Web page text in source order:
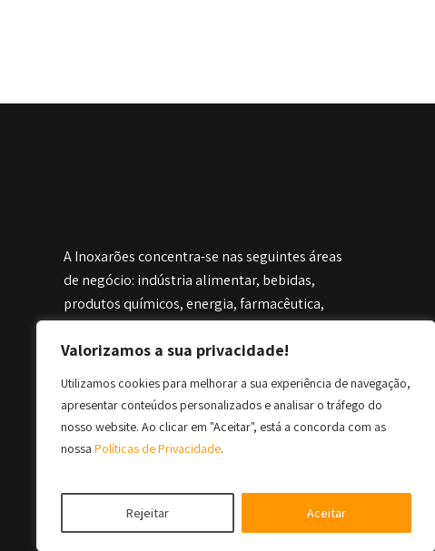
Valorizamos a sua privacidade!
Utilizamos cookies para melhorar a sua experiência de navegação,
apresentar conteúdos personalizados e analisar o tráfego do
nosso website. Ao clicar em "Aceitar", está a concorda com as
nossa Políticas de Privacidade.
Rejeitar Aceitar
A Inoxarões concentra-se nas seguintes áreas
de negócio: indústria alimentar, bebidas,
produtos químicos, energia, farmacêutica,
conhecimento técnico necessário para
desenvolver as melhores soluções e
satisfazer as necessidades mais exigentes
dos nossos clientes.